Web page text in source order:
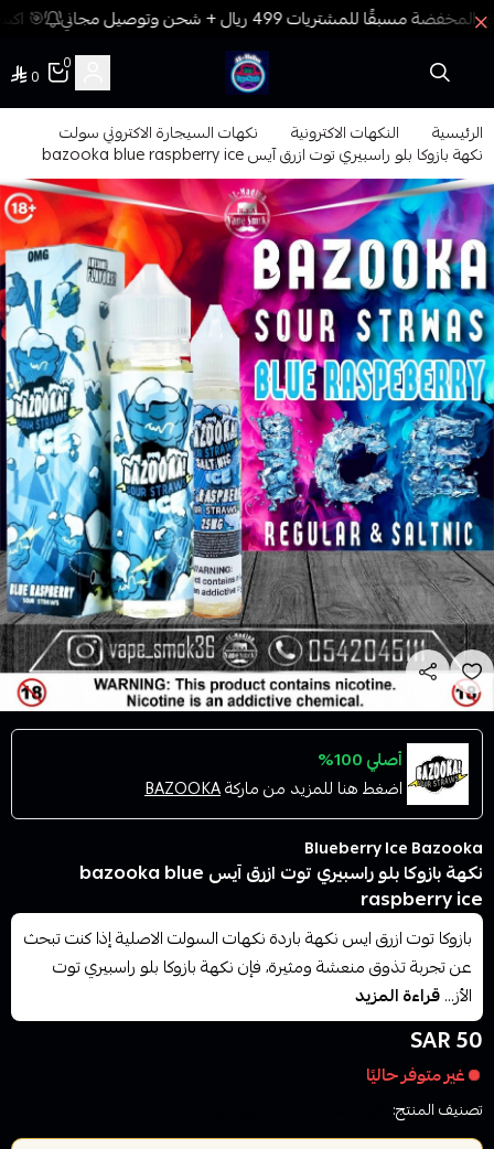
🎯
فيب المدينة
0
0
الرئيسية النكهات الاكترونية نكهات السيجارة الاكتروني سولت
نكهة بازوكا بلو راسبيري توت ازرق آيس bazooka blue raspberry ice
أصلي 100%
اضغط هنا للمزيد من ماركةBAZOOKA
Blueberry Ice Bazooka
نكهة بازوكا بلو راسبيري توت ازرق آيس bazooka blue
raspberry ice
بازوكا توت ازرق ايس نكهة باردة نكهات السولت الاصلية إذا كنت تبحث
عن تجربة تذوق منعشة ومثيرة، فإن نكهة بازوكا بلو راسبيري توت
الأز...قراءة المزيد
50 SAR
غير متوفر حاليًا
تصنيف المنتج: